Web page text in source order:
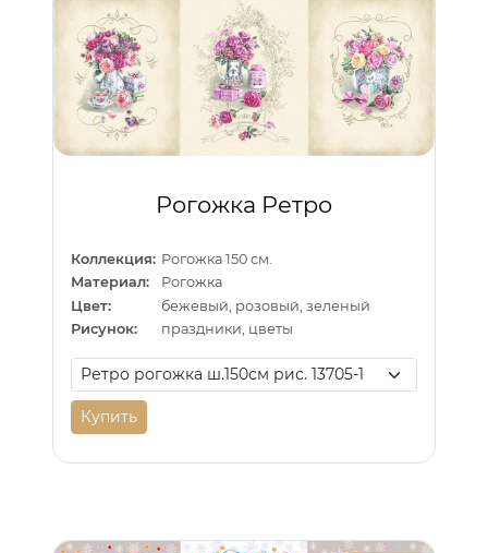
Рогожка Ретро
Коллекция: Рогожка 150 см.
Материал:
Рогожка
Цвет:
бежевый, розовый, зеленый
Рисунок:
праздники, цветы
Купить